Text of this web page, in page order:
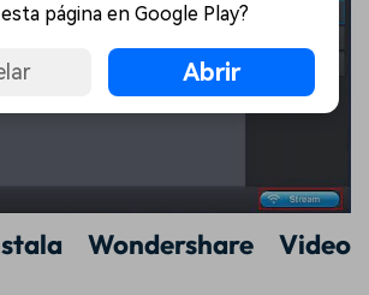
Wondershare Video
página en Google Play?
Abrir